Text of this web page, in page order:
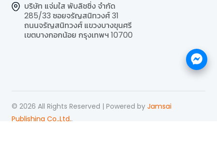
บริษัท แจ่มใส พับลิชชิ่ง จำกัด
285/33 ซอยจรัญสนิทวงศ์ 31
ถนนจรัญสนิทวงศ์ แขวงบางขุนศรี
เขตบางกอกน้อย กรุงเทพฯ 10700
© 2026 All Rights Reserved | Powered by Jamsai
Publishing Co.,Ltd..